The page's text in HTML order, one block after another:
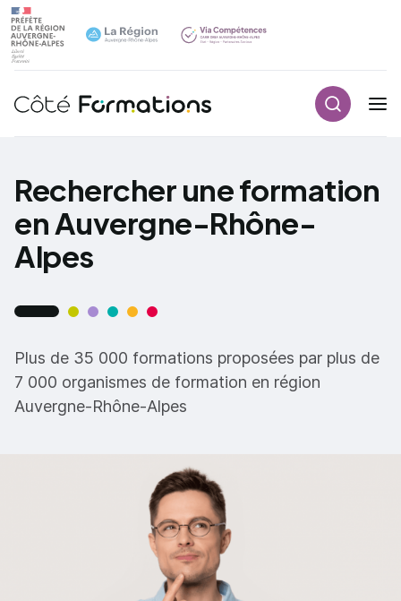
Navigation principale
Rechercher une formation
en Auvergne-Rhône-
Alpes
Plus de 35 000 formations proposées par plus de
7 000 organismes de formation en région
Auvergne-Rhône-Alpes